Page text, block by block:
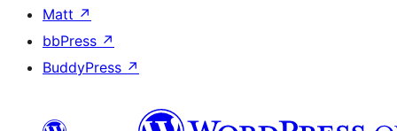
Matt ↗
bbPress ↗
BuddyPress ↗